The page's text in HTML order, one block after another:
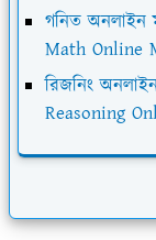
গনিত অনলাইন
Math Online
রিজনিং
Reasoning